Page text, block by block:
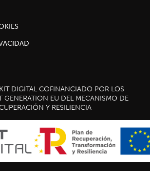
DIGITAL COFINANCIADO POR LOS
GENERATION EU DEL MECANISMO DE
Y RESILIENCIA